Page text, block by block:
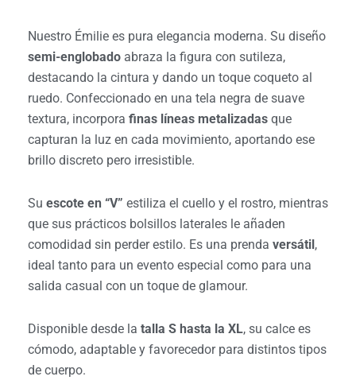
Nuestro Émilie es pura elegancia moderna. Su diseño
semi-englobadoabraza la figura con sutileza,
destacando la cintura y dando un toque coqueto al
ruedo. Confeccionado en una tela negra de suave
textura, incorpora finas líneas metalizadasque
capturan la luz en cada movimiento, aportando ese
brillo discreto pero irresistible.
Su escote en “V” estiliza el cuello y el rostro, mientras
que sus prácticos bolsillos laterales le añaden
comodidad sin perder estilo. Es una prenda versátil ,
ideal tanto para un evento especial como para una
salida casual con un toque de glamour.
Disponible desde la talla S hasta la XL, su calce es
cómodo, adaptable y favorecedor para distintos tipos
de cuerpo.